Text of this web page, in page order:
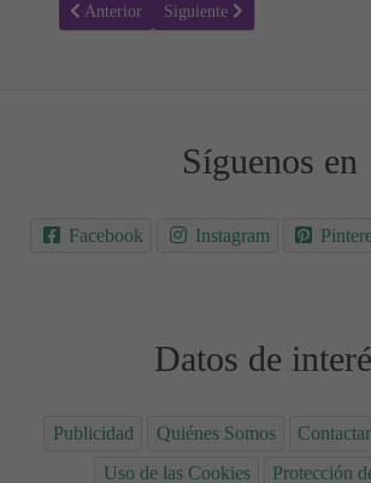
Artículo anterior: Receta para hacer
Anterior Artículo siguiente: Receta
Siguiente
Síguenos en
Facebook Instagram
Datos de
Publicidad Quiénes Somos Contactar
Uso de las Cookies
Protección